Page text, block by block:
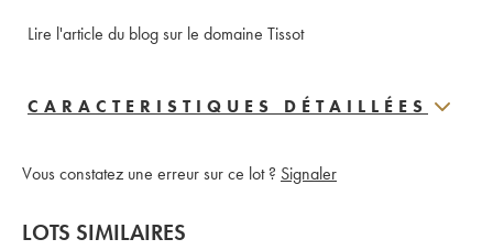
Lire l'article du blog sur le domaine Tissot
CARACTERISTIQUES DÉTAILLÉES
Vous constatez une erreur sur ce lot ? Signaler
LOTS SIMILAIRES